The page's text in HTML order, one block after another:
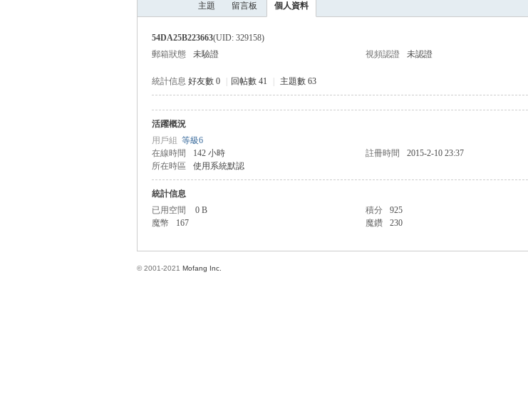
主題 留言板 個人資料
54DA25B223663(UID: 329158)
郵箱狀態
未驗證 視頻認證 未認證
統計信息 好友數 0 回帖數 41 主題數 63
活躍概況
用戶組 等級6
在線時間
142 小時 註冊時間 2015-2-10 23:37
所在時區
使用系統默認
統計信息
已用空間
0 B 積分 925
魔幣
167 魔鑽 230
© 2001-2021 Mofang Inc.